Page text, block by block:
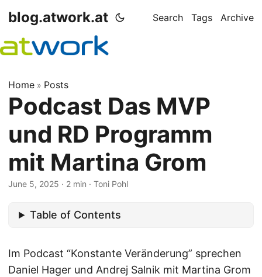
blog.atwork.at Search Tags Archive
Home » Posts
Podcast Das MVP
und RD Programm
mit Martina Grom
June 5, 2025 · 2 min · Toni Pohl
Table of Contents
Im Podcast “Konstante Veränderung” sprechen
Daniel Hager und Andrej Salnik mit Martina Grom